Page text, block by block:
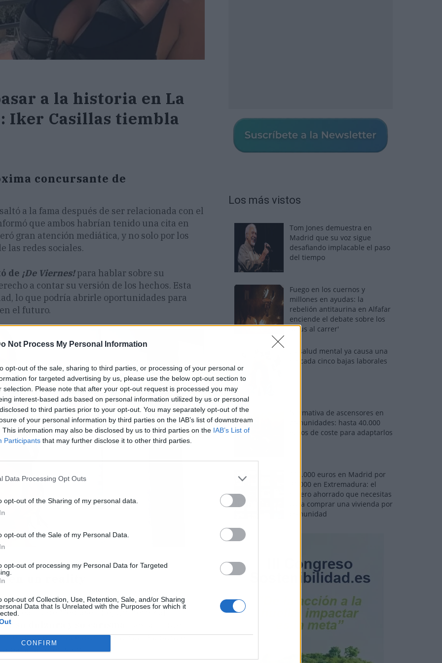
Not Process My Personal Information
opt-out of the sale, sharing to third parties, or processing of your personal or
for targeted advertising by us, please use the below opt-out section to
selection. Please note that after your opt-out request is processed you may
interest-based ads based on personal information utilized by us or personal
to third parties prior to your opt-out. You may separately opt-out of the
of your personal information by third parties on the IAB’s list of downstream
This information may also be disclosed by us to third parties on the IAB’s List of
Participants that may further disclose it to other third parties.
Data Processing Opt Outs
opt-out of the Sharing of my personal data.
opt-out of the Sale of my Personal Data.
opt-out of processing my Personal Data for Targeted
opt-out of Collection, Use, Retention, Sale, and/or Sharing
Data that Is Unrelated with the Purposes for which it
CONFIRM
a la historia en La
Iker Casillas tiembla
concursante de
a la fama después de ser relacionada con el
que ambos habrían tenido una cita en
gran atención mediática, y no solo por los
las redes sociales.
de ¡De Viernes! para hablar sobre su
a contar su versión de los hechos. Esta
lo que podría abrirle oportunidades para
el futuro.
en un reality
ha hablado recientemente sobre la
reality de Mediaset. Según Berrocal,
su dulzura y su carisma
lo que la hace aún más atractiva para el
para la televisión.
Los más vistos
Tom Jones demuestra en
Madrid que su voz sigue
desafiando implacable el paso
del tiempo
Fuego en los cuernos y
millones en ayudas: la
rebelión antitaurina en Alfafar
enciende el debate sobre los
'bous al carrer'
La salud mental ya causa una
de cada cinco bajas laborales
Normativa de ascensores en
comunidades: hasta 40.000
euros de coste para adaptarlos
110.000 euros en Madrid por
31.000 en Extremadura: el
dinero ahorrado que necesitas
para comprar una vivienda por
comunidad